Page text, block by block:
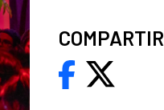
COMPARTIR